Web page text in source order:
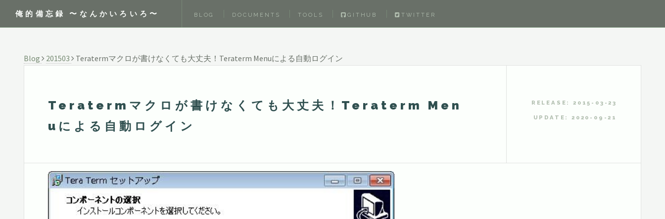
俺的備忘録 〜なんかいろいろ〜 BLOG DOCUMENTS TOOLS GITHUB TWITTER
Blog 201503 Teratermマクロが書けなくても大丈夫！Teraterm Menuによる自動ログイン
Teratermマクロが書けなくても大丈夫！Teraterm Men
uによる自動ログイン
RELEASE: 2015-03-23
UPDATE: 2020-09-21